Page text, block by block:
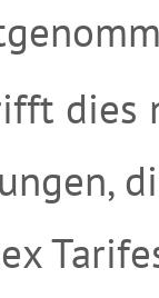
dies